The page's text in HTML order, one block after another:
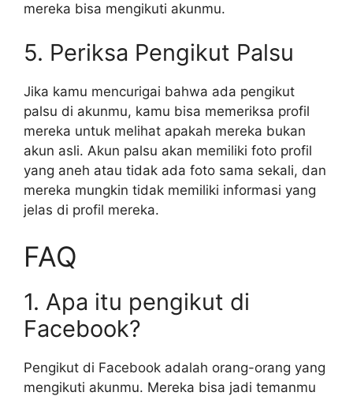
mereka bisa mengikuti akunmu.
5. Periksa Pengikut Palsu
Jika kamu mencurigai bahwa ada pengikut
palsu di akunmu, kamu bisa memeriksa profil
mereka untuk melihat apakah mereka bukan
akun asli. Akun palsu akan memiliki foto profil
yang aneh atau tidak ada foto sama sekali, dan
mereka mungkin tidak memiliki informasi yang
jelas di profil mereka.
FAQ
1. Apa itu pengikut di
Facebook?
Pengikut di Facebook adalah orang-orang yang
mengikuti akunmu. Mereka bisa jadi temanmu